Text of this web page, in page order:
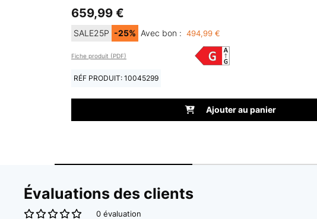
659,99 €
SALE25P -25% Avec bon : 494,99 €
Fiche produit (PDF)
RÉF PRODUIT: 10045299
Ajouter au panier
Évaluations des clients
0 évaluation